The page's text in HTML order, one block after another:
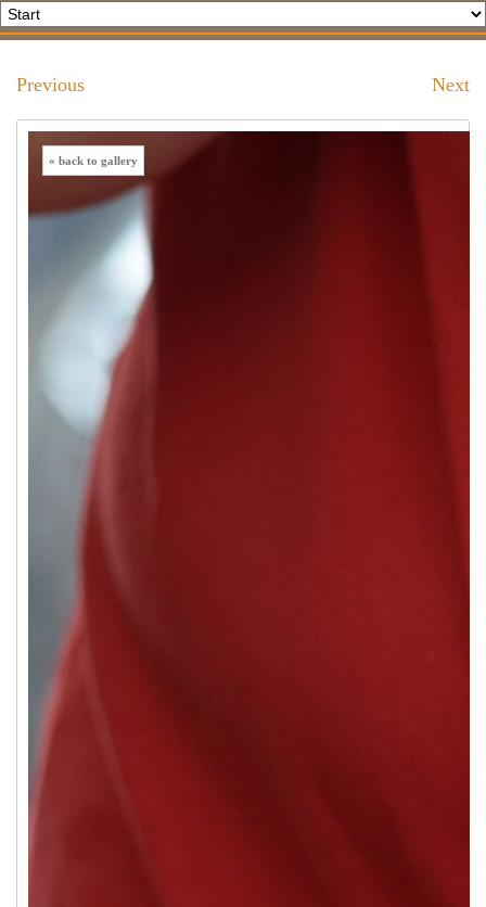
Previous Next
« back to gallery